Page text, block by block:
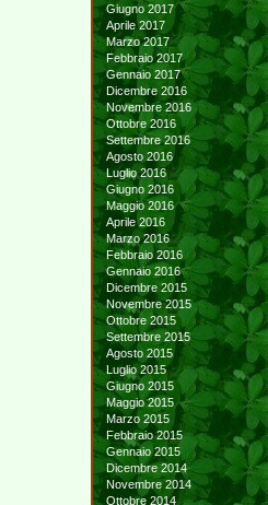
Giugno 2017
Aprile 2017
Marzo 2017
Febbraio 2017
Gennaio 2017
Dicembre 2016
Novembre 2016
Ottobre 2016
Settembre 2016
Agosto 2016
Luglio 2016
Giugno 2016
Maggio 2016
Aprile 2016
Marzo 2016
Febbraio 2016
Gennaio 2016
Dicembre 2015
Novembre 2015
Ottobre 2015
Settembre 2015
Agosto 2015
Luglio 2015
Giugno 2015
Maggio 2015
Marzo 2015
Febbraio 2015
Gennaio 2015
Dicembre 2014
Novembre 2014
Ottobre 2014